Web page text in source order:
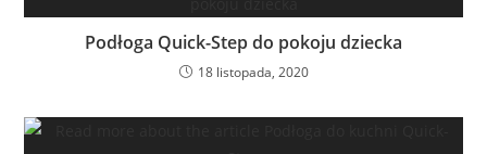
Podłoga Quick-Step do pokoju dziecka
18 listopada, 2020